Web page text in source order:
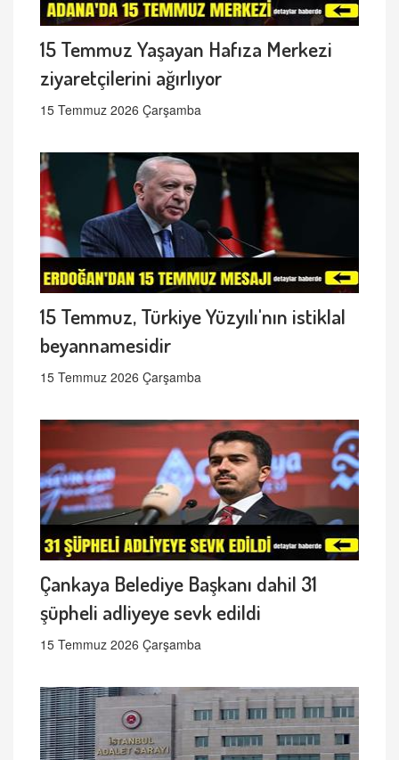
15 Temmuz Yaşayan Hafıza Merkezi
ziyaretçilerini ağırlıyor
15 Temmuz 2026 Çarşamba
15 Temmuz, Türkiye Yüzyılı'nın istiklal
beyannamesidir
15 Temmuz 2026 Çarşamba
Çankaya Belediye Başkanı dahil 31
şüpheli adliyeye sevk edildi
15 Temmuz 2026 Çarşamba